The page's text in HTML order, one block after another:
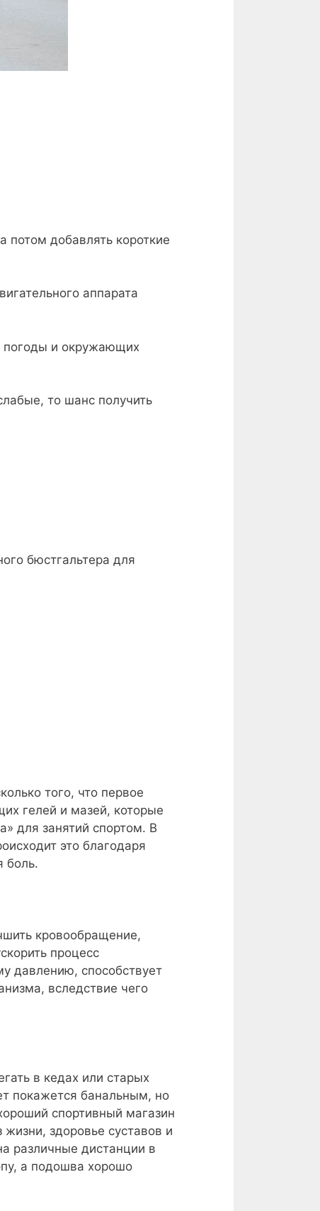
добавлять короткие
аппарата
погоды и окружающих
то шанс получить
бюстгальтера для
того, что первое
гелей и мазей, которые
для занятий спортом. В
это благодаря
боль.
кровообращение,
процесс
давлению, способствует
вследствие чего
в кедах или старых
покажется банальным, но
спортивный магазин
здоровье суставов и
различные дистанции в
а подошва хорошо